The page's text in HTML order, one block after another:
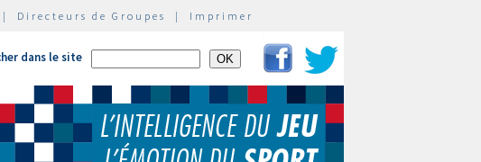
| Directeurs de Groupes | Imprimer
dans le site